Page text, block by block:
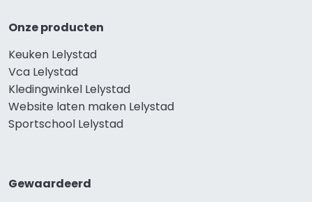
Onze producten
Keuken Lelystad
Vca Lelystad
Kledingwinkel Lelystad
Website laten maken Lelystad
Sportschool Lelystad
Gewaardeerd